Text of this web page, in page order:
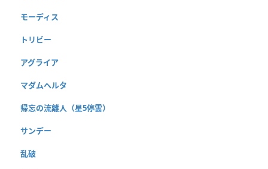
モーディス
トリビー
アグライア
マダムヘルタ
帰忘の流離人（星5停雲）
サンデー
乱破